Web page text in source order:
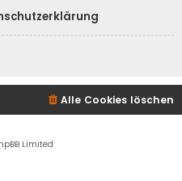
Alle Cookies löschen
Limited